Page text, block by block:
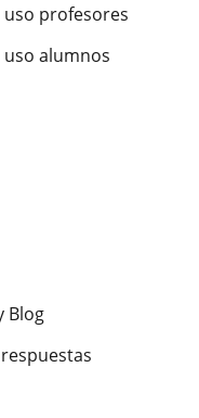
uso profesores
alumnos
Blog